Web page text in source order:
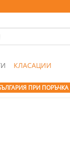
КЛАСАЦИИ
ПРИ ПОРЪЧКА